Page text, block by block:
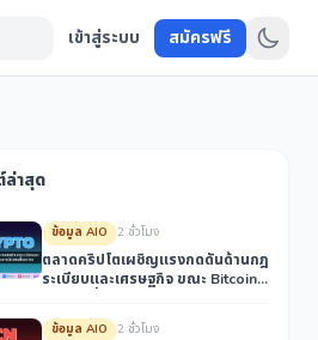
เข้าสู่ระบบ สมัครฟรี
ล่าสุด
ข้อมูล AIO 2 ชั่วโมง
ตลาดคริปโตเผชิญแรงกดดันด้านกฎ
ระเบียบและเศรษฐกิจ ขณะ Bitcoin
ข้อมูล AIO 2 ชั่วโมง